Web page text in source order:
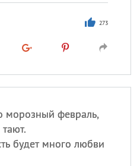
273
морозный февраль,
будет много любви